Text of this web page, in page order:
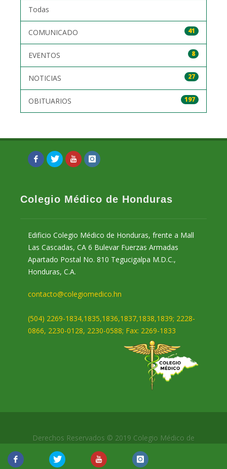
Todas
41
COMUNICADO
8
EVENTOS
27
NOTICIAS
197
OBITUARIOS
Colegio Médico de Honduras
Edificio Colegio Médico de Honduras, frente a Mall
Las Cascadas, CA 6 Bulevar Fuerzas Armadas
Apartado Postal No. 810 Tegucigalpa M.D.C.,
Honduras, C.A.
contacto@colegiomedico.hn
(504) 2269-1834,1835,1836,1837,1838,1839; 2228-
0866, 2230-0128, 2230-0588; Fax: 2269-1833
Derechos Reservados © 2019 Colegio Médico de